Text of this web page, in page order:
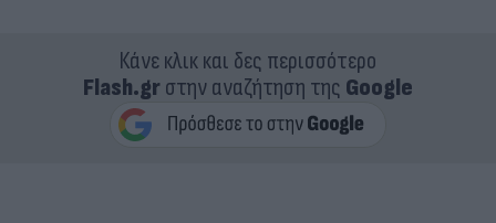
Κάνε κλικ και δες περισσότερο
Flash.grστην αναζήτηση της Google